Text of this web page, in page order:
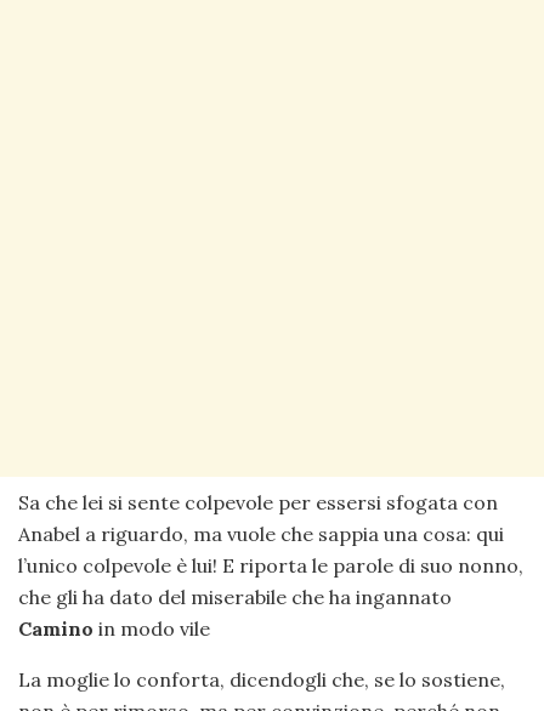
Sa che lei si sente colpevole per essersi sfogata con
Anabel a riguardo, ma vuole che sappia una cosa: qui
l’unico colpevole è lui! E riporta le parole di suo nonno,
che gli ha dato del miserabile che ha ingannato
Camino in modo vile
La moglie lo conforta, dicendogli che, se lo sostiene,